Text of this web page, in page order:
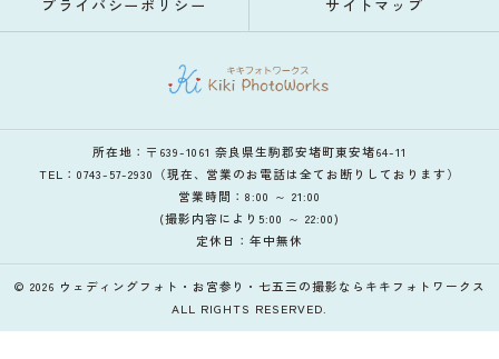
プライバシーポリシー サイトマップ
所在地：〒639-1061 奈良県生駒郡安堵町東安堵64-11
TEL：0743-57-2930（現在、営業のお電話は全てお断りしております）
営業時間：8:00 ～ 21:00
(撮影内容により5:00 ～ 22:00)
定休日：年中無休
© 2026 ウェディングフォト・お宮参り・七五三の撮影ならキキフォトワークス
ALL RIGHTS RESERVED.